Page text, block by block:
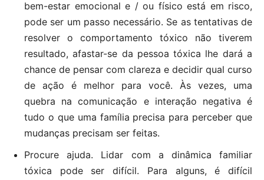
bem-estar emocional e / ou físico está em risco,
pode ser um passo necessário. Se as tentativas de
resolver o comportamento tóxico não tiverem
resultado, afastar-se da pessoa tóxica lhe dará a
chance de pensar com clareza e decidir qual curso
de ação é melhor para você. Às vezes, uma
quebra na comunicação e interação negativa é
tudo o que uma família precisa para perceber que
mudanças precisam ser feitas.
Procure ajuda. Lidar com a dinâmica familiar
tóxica pode ser difícil. Para alguns, é difícil